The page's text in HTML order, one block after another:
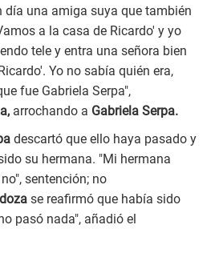
día una amiga suya que también
a la casa de Ricardo' y yo
tele y entra una señora bien
Yo no sabía quién era,
fue Gabriela Serpa",
arrochando a Gabriela Serpa.
descartó que ello haya pasado y
su hermana. "Mi hermana
sentención; no
se reafirmó que había sido
pasó nada", añadió el